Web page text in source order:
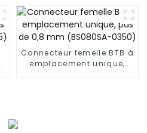
Connecteur femelle BTB à
emplacement unique,